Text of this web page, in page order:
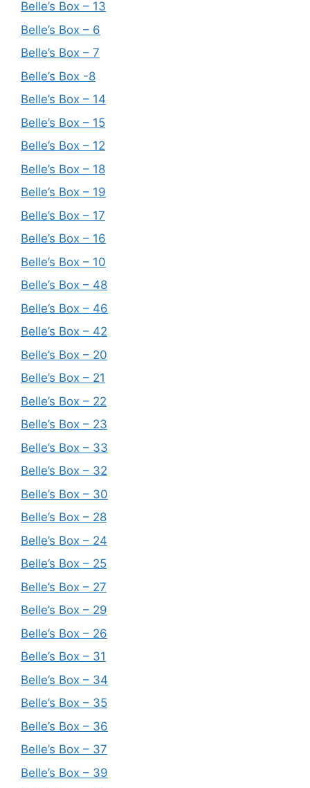
Belle’s Box – 13
Belle’s Box – 6
Belle’s Box – 7
Belle’s Box -8
Belle’s Box – 14
Belle’s Box – 15
Belle’s Box – 12
Belle’s Box – 18
Belle’s Box – 19
Belle’s Box – 17
Belle’s Box – 16
Belle’s Box – 10
Belle’s Box – 48
Belle’s Box – 46
Belle’s Box – 42
Belle’s Box – 20
Belle’s Box – 21
Belle’s Box – 22
Belle’s Box – 23
Belle’s Box – 33
Belle’s Box – 32
Belle’s Box – 30
Belle’s Box – 28
Belle’s Box – 24
Belle’s Box – 25
Belle’s Box – 27
Belle’s Box – 29
Belle’s Box – 26
Belle’s Box – 31
Belle’s Box – 34
Belle’s Box – 35
Belle’s Box – 36
Belle’s Box – 37
Belle’s Box – 39